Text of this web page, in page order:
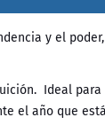
y el
Ideal para
el año que